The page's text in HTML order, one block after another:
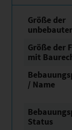
Größe der
Größe der
mit
/ Name
Status